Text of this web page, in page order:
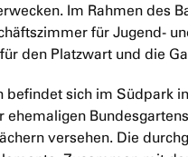
Im Rahmen des
für Jugend-
den Platzwart und die
befindet sich im Südpark
ehemaligen
versehen. Die